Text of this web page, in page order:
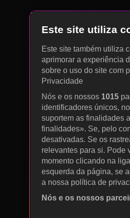
Este site utiliza
Este site também utiliza
aprimorar a experiência
sobre o uso do site com
Privacidade
Nós e os nossos 1015
identificadores únicos,
suportem as finalidades
finalidades». Se, pelo
desativadas. Se os
relevantes para si. Pode
momento clicando na
esquerda da página, se
a nossa política de
Nós e os nossos